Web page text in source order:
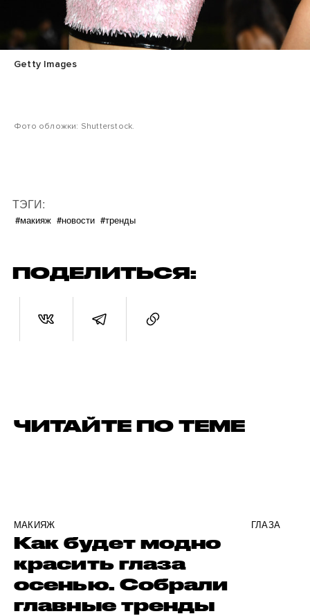
Getty Images
Фото обложки: Shutterstock.
ТЭГИ:
#макияж #новости #тренды
ПОДЕЛИТЬСЯ:
ЧИТАЙТЕ ПО ТЕМЕ
МАКИЯЖ ГЛАЗА
Как будет модно
красить глаза
осенью. Собрали
главные тренды